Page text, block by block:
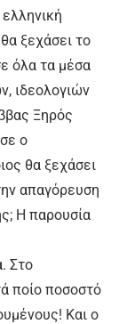
ξεχάσει το
όλα τα μέσα
ιδεολογιών
Ξηρός
ο
θα ξεχάσει
απαγόρευση
Η παρουσία
Στο
ποίο ποσοστό
Και ο